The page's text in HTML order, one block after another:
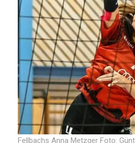
Fellbachs Anna Metzger Foto: